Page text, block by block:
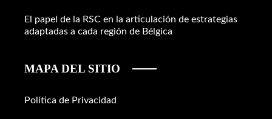
El papel de la RSC en la articulación de estrategias
adaptadas a cada región de Bélgica
MAPA DEL SITIO
Política de Privacidad